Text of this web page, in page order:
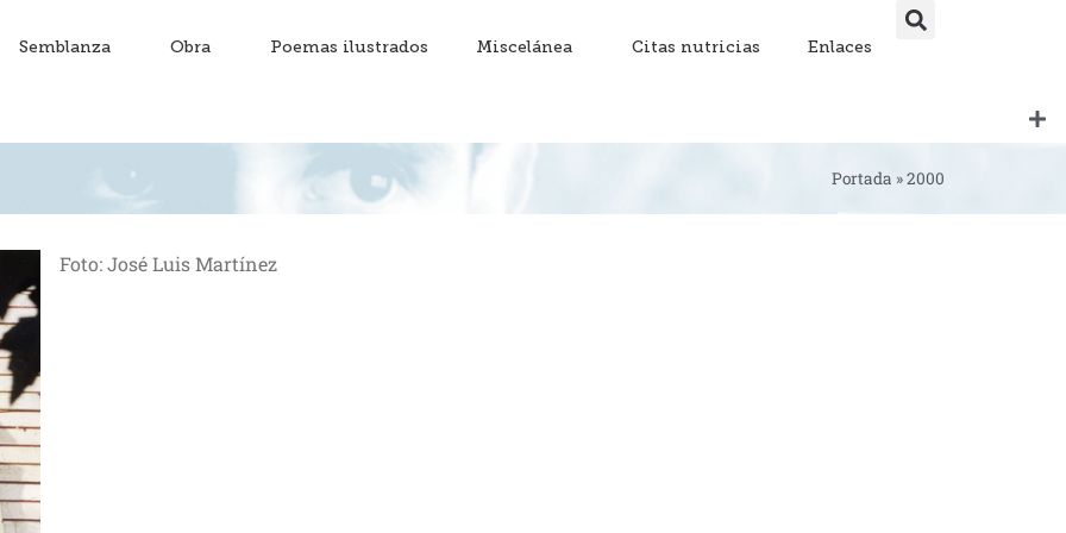
Semblanza Obra Poemas ilustrados Miscelánea Citas nutricias Enlaces
Portada »2000
Foto: José Luis Martínez